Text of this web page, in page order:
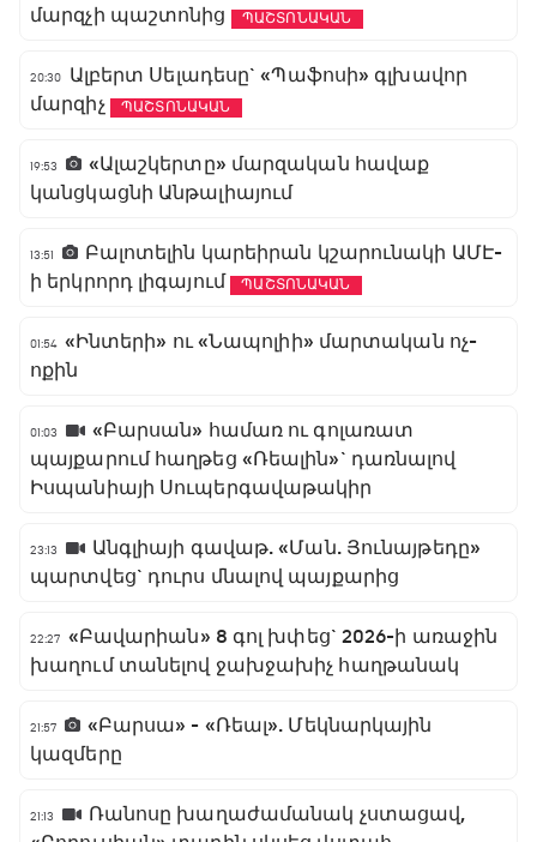
մարզչի պաշտոնից
ՊԱՇՏՈՆԱԿԱՆ
20:30
Ալբերտ Սելադեսը` «Պաֆոսի» գլխավոր
մարզիչ
ՊԱՇՏՈՆԱԿԱՆ
19:53
«Ալաշկերտը» մարզական հավաք
կանցկացնի Անթալիայում
13:51
Բալոտելին կարեիրան կշարունակի ԱՄԷ-
ի երկրորդ լիգայում
ՊԱՇՏՈՆԱԿԱՆ
01:54 «Ինտերի» ու «Նապոլիի» մարտական ոչ-
ոքին
01:03
«Բարսան» համառ ու գոլառատ
պայքարում հաղթեց «Ռեալին»` դառնալով
Իսպանիայի Սուպերգավաթակիր
23:13
Անգլիայի գավաթ. «Ման. Յունայթեդը»
պարտվեց` դուրս մնալով պայքարից
22:27 «Բավարիան» 8 գոլ խփեց` 2026-ի առաջին
խաղում տանելով ջախջախիչ հաղթանակ
21:57
«Բարսա» - «Ռեալ». Մեկնարկային
կազմերը
21:13
Ռանոսը խաղաժամանակ չստացավ,